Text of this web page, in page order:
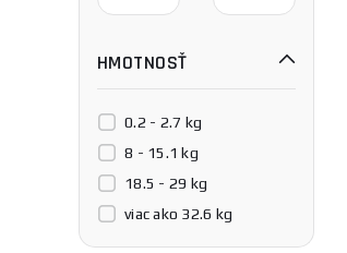
HMOTNOSŤ
0.2 - 2.7 kg
8 - 15.1 kg
18.5 - 29 kg
viac ako 32.6 kg